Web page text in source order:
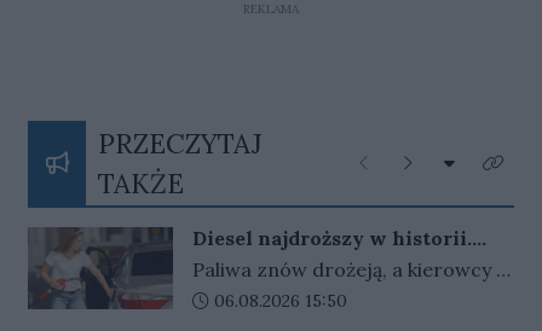
REKLAMA
PRZECZYTAJ
TAKŻE
Poprzednie
Następne
Rozwiń
Kliknij
Diesel najdroższy w historii.
Rząd rozważa powrót osłon, ale
stawia warunek
Paliwa znów drożeją, a kierowcy z
niepokojem patrzą na ceny przy
Data dodania artykułu:
06.08.2026 15:50